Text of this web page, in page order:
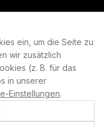
ein, um die Seite zu
wir zusätzlich
(z. B. für das
in unserer
Einstellungen.